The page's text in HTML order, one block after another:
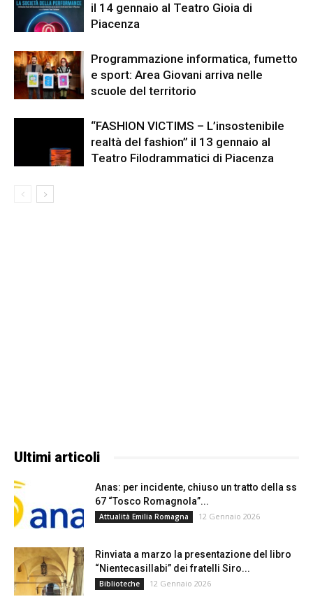
il 14 gennaio al Teatro Gioia di
Piacenza
Programmazione informatica, fumetto
e sport: Area Giovani arriva nelle
scuole del territorio
“FASHION VICTIMS – L’insostenibile
realtà del fashion” il 13 gennaio al
Teatro Filodrammatici di Piacenza
Ultimi articoli
Anas: per incidente, chiuso un tratto della ss
67 “Tosco Romagnola”...
Attualità Emilia Romagna 12 Gennaio 2026
Rinviata a marzo la presentazione del libro
“Nientecasillabi” dei fratelli Siro...
Biblioteche 12 Gennaio 2026